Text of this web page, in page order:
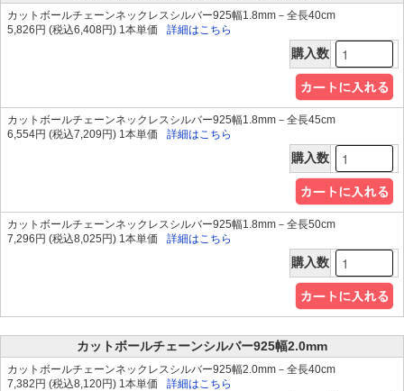
カットボールチェーンネックレスシルバー925幅1.8mm－全長40cm
5,826円 (税込6,408円) 1本単価
詳細はこちら
購入数
カットボールチェーンネックレスシルバー925幅1.8mm－全長45cm
6,554円 (税込7,209円) 1本単価
詳細はこちら
購入数
カットボールチェーンネックレスシルバー925幅1.8mm－全長50cm
7,296円 (税込8,025円) 1本単価
詳細はこちら
購入数
カットボールチェーンシルバー925幅2.0mm
カットボールチェーンネックレスシルバー925幅2.0mm－全長40cm
7,382円 (税込8,120円) 1本単価
詳細はこちら